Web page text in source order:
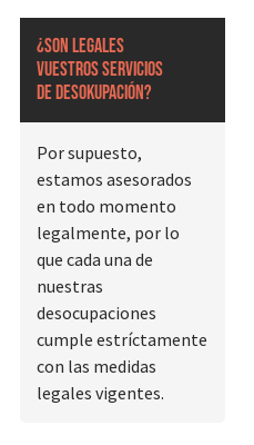
¿Son legales
vuestros servicios
de desokupación?
Por supuesto,
estamos asesorados
en todo momento
legalmente, por lo
que cada una de
nuestras
desocupaciones
cumple estríctamente
con las medidas
legales vigentes.